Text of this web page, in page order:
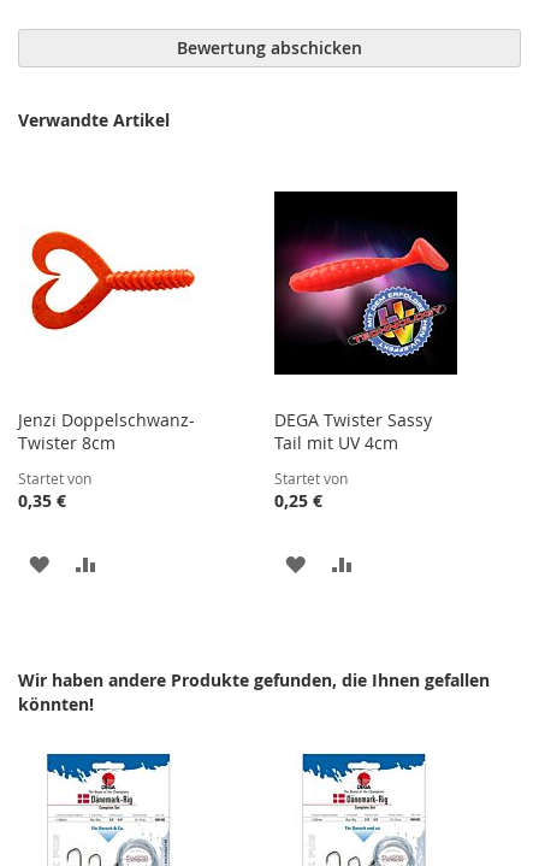
Bewertung abschicken
Verwandte Artikel
Jenzi Doppelschwanz-
Twister 8cm
Startet von
0,35 €
ZUR
DEGA Twister Sassy
Tail mit UV 4cm
Startet von
0,25 €
ZUR
Wir haben andere Produkte gefunden, die Ihnen gefallen
könnten!